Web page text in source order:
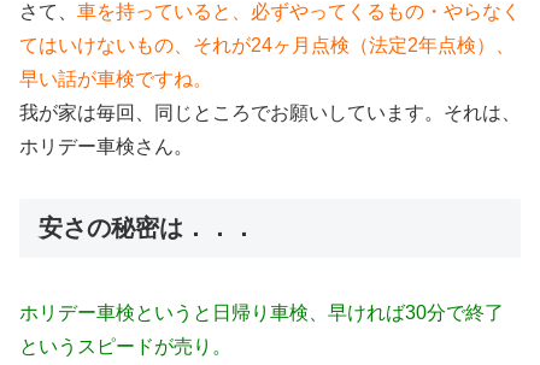
さて、 車を持っていると、必ずやってくるもの・やらなく
てはいけないもの、それが24ヶ月点検（法定2年点検）、
早い話が車検ですね。
我が家は毎回、同じところでお願いしています。それは、
ホリデー車検さん。
安さの秘密は．．．
ホリデー車検というと日帰り車検、早ければ30分で終了
というスピードが売り。